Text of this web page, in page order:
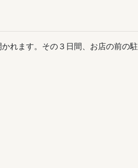
かれます。その３日間、お店の前の駐